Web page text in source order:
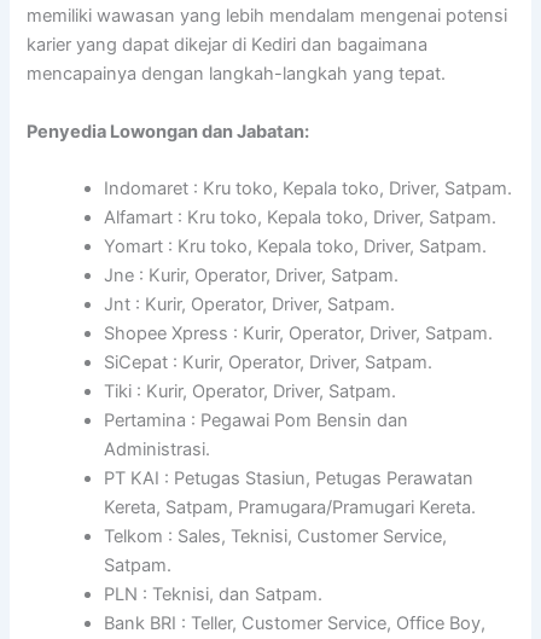
memiliki wawasan yang lebih mendalam mengenai potensi
karier yang dapat dikejar di Kediri dan bagaimana
mencapainya dengan langkah-langkah yang tepat.
Penyedia Lowongan dan Jabatan:
Indomaret : Kru toko, Kepala toko, Driver, Satpam.
Alfamart : Kru toko, Kepala toko, Driver, Satpam.
Yomart : Kru toko, Kepala toko, Driver, Satpam.
Jne : Kurir, Operator, Driver, Satpam.
Jnt : Kurir, Operator, Driver, Satpam.
Shopee Xpress : Kurir, Operator, Driver, Satpam.
SiCepat : Kurir, Operator, Driver, Satpam.
Tiki : Kurir, Operator, Driver, Satpam.
Pertamina : Pegawai Pom Bensin dan
Administrasi.
PT KAI : Petugas Stasiun, Petugas Perawatan
Kereta, Satpam, Pramugara/Pramugari Kereta.
Telkom : Sales, Teknisi, Customer Service,
Satpam.
PLN : Teknisi, dan Satpam.
Bank BRI : Teller, Customer Service, Office Boy,